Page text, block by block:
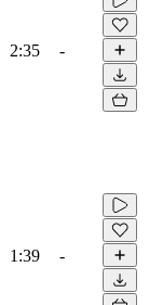
2:35 -
1:39 -